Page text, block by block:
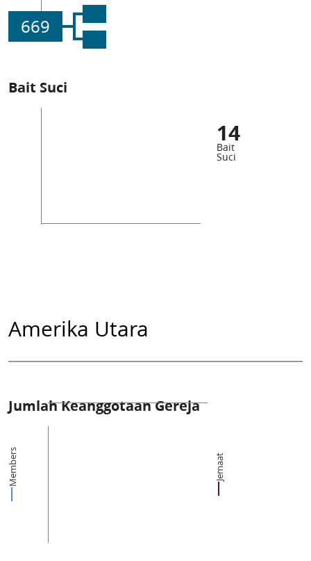
669
Bait Suci
14
Bait
Suci
Amerika Utara
Jumlah Keanggotaan Gereja
Members Jemaat